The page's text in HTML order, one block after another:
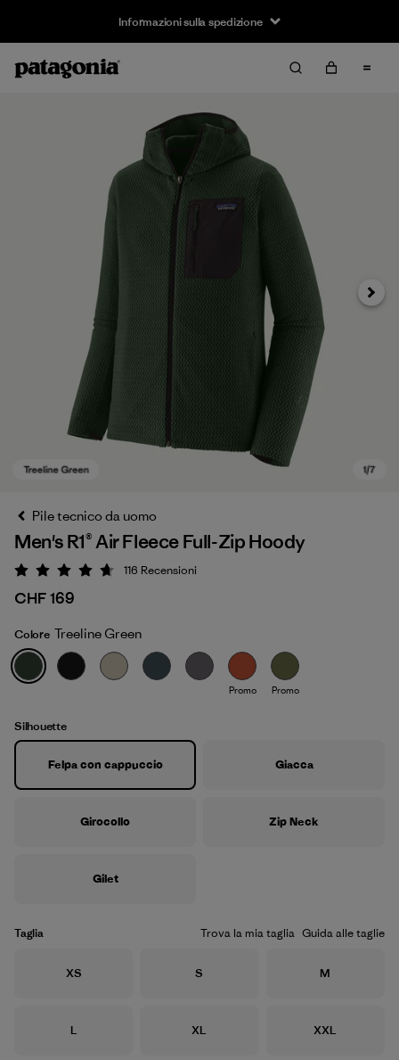
Informazioni sulla spedizione
Treeline Green
Avanti
Pile tecnico da uomo
Men's R1® Air Fleece Full-Zip Hoody
Valutazione: 4.7 / 5
116 Recensioni
CHF 169
Colore Treeline Green
Promo Promo
Silhouette
Felpa con cappuccio Giacca
Girocollo Zip Neck
Gilet
Taglia Trova la mia taglia Guida alle taglie
Taglia
XS Taglia
S Taglia
M
Taglia
L Taglia
XL Taglia
XXL